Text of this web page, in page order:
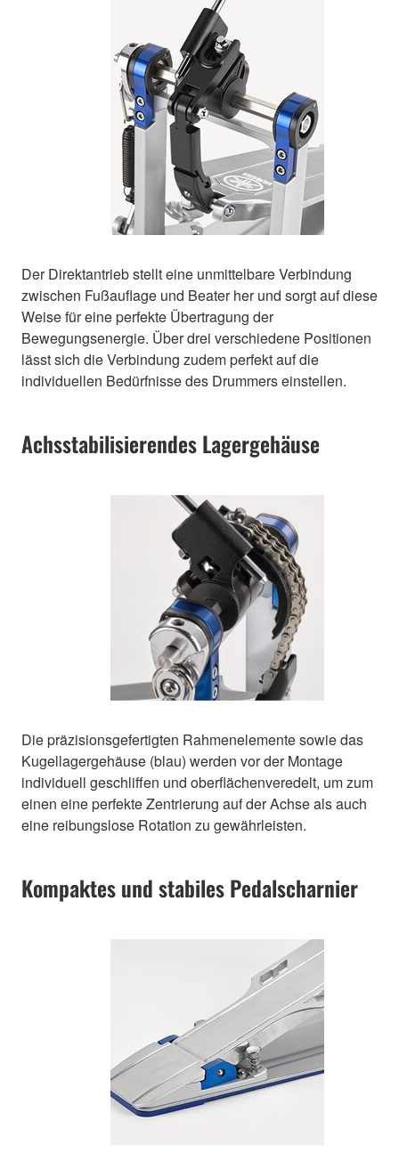
Der Direktantrieb stellt eine unmittelbare Verbindung
zwischen Fußauflage und Beater her und sorgt auf diese
Weise für eine perfekte Übertragung der
Bewegungsenergie. Über drei verschiedene Positionen
lässt sich die Verbindung zudem perfekt auf die
individuellen Bedürfnisse des Drummers einstellen.
Achsstabilisierendes Lagergehäuse
Die präzisionsgefertigten Rahmenelemente sowie das
Kugellagergehäuse (blau) werden vor der Montage
individuell geschliffen und oberflächenveredelt, um zum
einen eine perfekte Zentrierung auf der Achse als auch
eine reibungslose Rotation zu gewährleisten.
Kompaktes und stabiles Pedalscharnier